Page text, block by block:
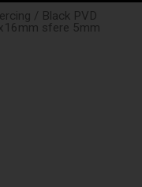
/ Black PVD
sfere 5mm